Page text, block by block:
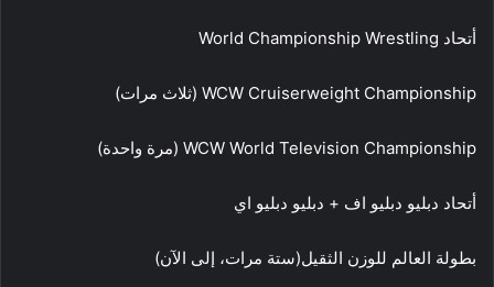
أتحاد World Championship Wrestling
WCW Cruiserweight Championship (ثلاث مرات)
WCW World Television Championship (مرة واحدة)
أتحاد دبليو دبليو اف + دبليو دبليو اي
بطولة العالم للوزن الثقيل(ستة مرات، إلى الآن)